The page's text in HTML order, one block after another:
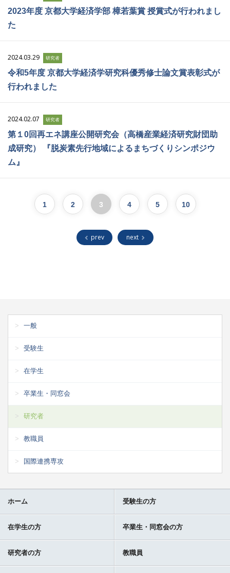
2023年度 京都大学経済学部 樟若葉賞 授賞式が行われまし
た
2024.03.29 研究者
令和5年度 京都大学経済学研究科優秀修士論文賞表彰式が
行われました
2024.02.07 研究者
第１0回再エネ講座公開研究会（高橋産業経済研究財団助
成研究） 『脱炭素先行地域によるまちづくりシンポジウ
ム』
prev
1 2 3 4 5 10
next
一般
受験生
在学生
卒業生・同窓会
研究者
教職員
国際連携専攻
ホーム 受験生の方
在学生の方 卒業生・同窓会の方
研究者の方 教職員